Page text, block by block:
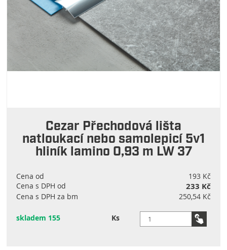
Cezar Přechodová lišta
natloukací nebo samolepicí 5v1
hliník lamino 0,93 m LW 37
Cena od
193 Kč
Cena s DPH od
233 Kč
Cena s DPH za bm 250,54 Kč
skladem 155 Ks